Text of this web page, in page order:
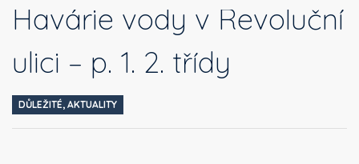
Havárie vody v Revoluční
ulici – p. 1. 2. třídy
DŮLEŽITÉ, AKTUALITY